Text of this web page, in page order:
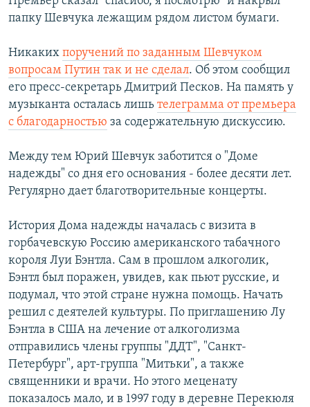
папку Шевчука лежащим рядом листом бумаги.
Никаких поручений по заданным Шевчуком
вопросам Путин так и не сделал. Об этом сообщил
его пресс-секретарь Дмитрий Песков. На память у
музыканта осталась лишь телеграмма от премьера
с благодарностью за содержательную дискуссию.
Между тем Юрий Шевчук заботится о "Доме
надежды" со дня его основания - более десяти лет.
Регулярно дает благотворительные концерты.
История Дома надежды началась с визита в
горбачевскую Россию американского табачного
короля Луи Бэнтла. Сам в прошлом алкоголик,
Бэнтл был поражен, увидев, как пьют русские, и
подумал, что этой стране нужна помощь. Начать
решил с деятелей культуры. По приглашению Лу
Бэнтла в США на лечение от алкоголизма
отправились члены группы "ДДТ", "Санкт-
Петербург", арт-группа "Митьки", а также
священники и врачи. Но этого меценату
показалось мало, и в 1997 году в деревне Перекюля